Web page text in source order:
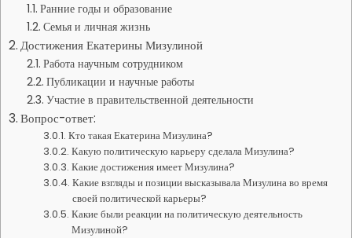
Ранние годы и образование
Семья и личная жизнь
Достижения Екатерины Мизулиной
Работа научным сотрудником
Публикации и научные работы
Участие в правительственной деятельности
Вопрос-ответ:
Кто такая Екатерина Мизулина?
Какую политическую карьеру сделала Мизулина?
Какие достижения имеет Мизулина?
Какие взгляды и позиции высказывала Мизулина во время
своей политической карьеры?
Какие были реакции на политическую деятельность
Мизулиной?